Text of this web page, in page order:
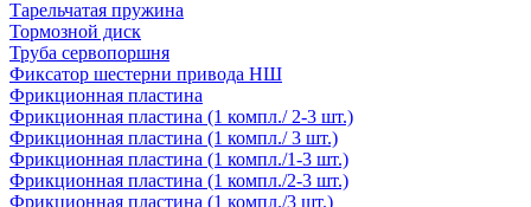
Тарельчатая пружина
Тормозной диск
Труба сервопоршня
Фиксатор шестерни привода НШ
Фрикционная пластина
Фрикционная пластина (1 компл./ 2-3 шт.)
Фрикционная пластина (1 компл./ 3 шт.)
Фрикционная пластина (1 компл./1-3 шт.)
Фрикционная пластина (1 компл./2-3 шт.)
Фрикционная пластина (1 компл./3 шт.)